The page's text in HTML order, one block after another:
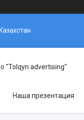
"Tolqyn advertising"
Наша презентация